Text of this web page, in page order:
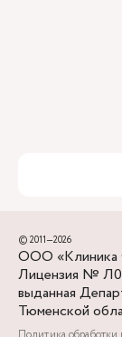
© 2011—2026
ООО «Клиника
Лицензия №
выданная
Тюменской